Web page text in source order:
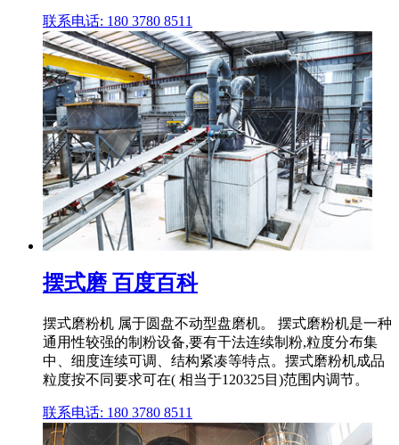
联系电话: 180 3780 8511
摆式磨 百度百科
摆式磨粉机 属于圆盘不动型盘磨机。 摆式磨粉机是一种
通用性较强的制粉设备,要有干法连续制粉,粒度分布集
中、细度连续可调、结构紧凑等特点。摆式磨粉机成品
粒度按不同要求可在( 相当于120325目)范围内调节。
联系电话: 180 3780 8511